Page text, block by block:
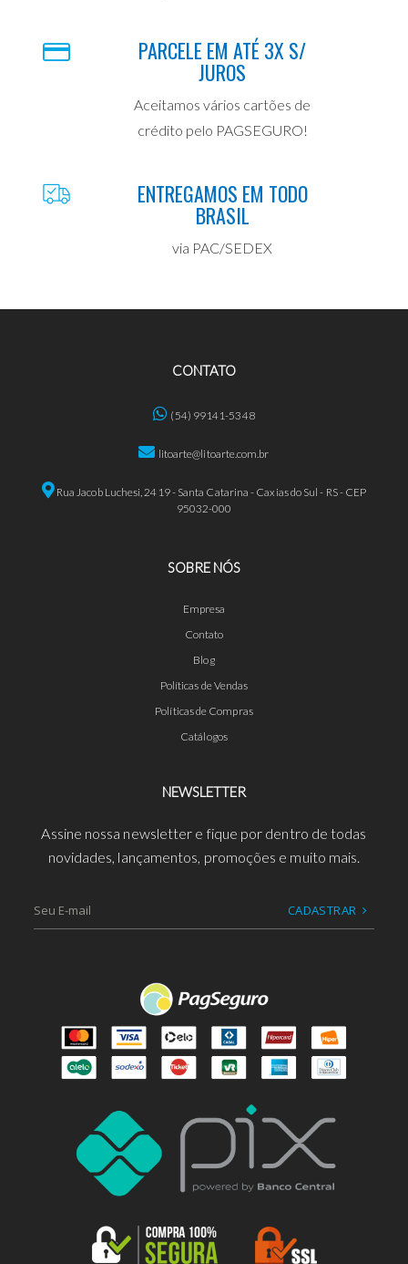
PARCELE EM ATÉ 3X S/
JUROS
Aceitamos vários cartões de
crédito pelo PAGSEGURO!
ENTREGAMOS EM TODO
BRASIL
via PAC/SEDEX
CONTATO
(54) 99141-5348
litoarte@litoarte.com.br
Rua Jacob Luchesi, 2419 - Santa Catarina - Caxias do Sul - RS - CEP
95032-000
SOBRE NÓS
Empresa
Contato
Blog
Políticas de Vendas
Políticas de Compras
Catálogos
NEWSLETTER
Assine nossa newsletter e fique por dentro de todas
novidades, lançamentos, promoções e muito mais.
CADASTRAR